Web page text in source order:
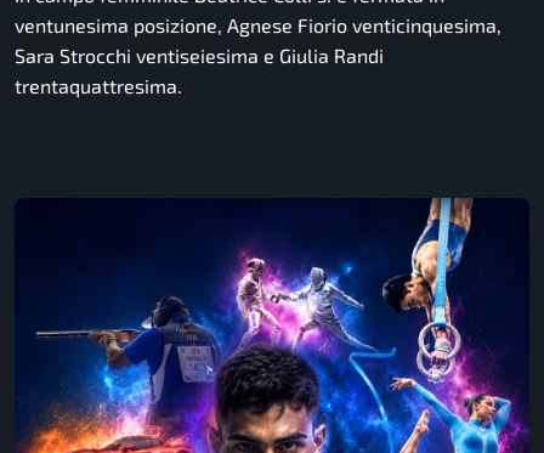
ventunesima posizione, Agnese Fiorio venticinquesima,
Sara Strocchi ventiseiesima e Giulia Randi
trentaquattresima.